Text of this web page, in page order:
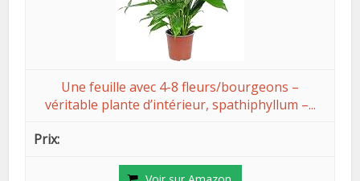
Une feuille avec 4-8 fleurs/bourgeons –
véritable plante d’intérieur, spathiphyllum –...